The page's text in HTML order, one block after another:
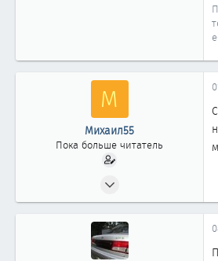
М
Михаил55
Пока больше читатель
0